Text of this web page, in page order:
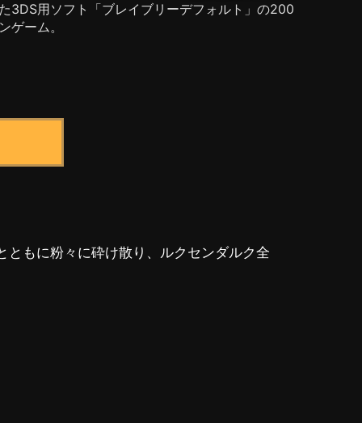
3DS用ソフト「ブレイブリーデフォルト」の200
ゲーム。
ともに粉々に砕け散り、ルクセンダルク全